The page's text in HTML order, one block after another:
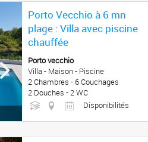
Porto Vecchio à 6 mn
plage : Villa avec piscine
chauffée
Porto vecchio
Villa - Maison - Piscine
2 Chambres - 6 Couchages
2 Douches - 2 WC
Disponibilités